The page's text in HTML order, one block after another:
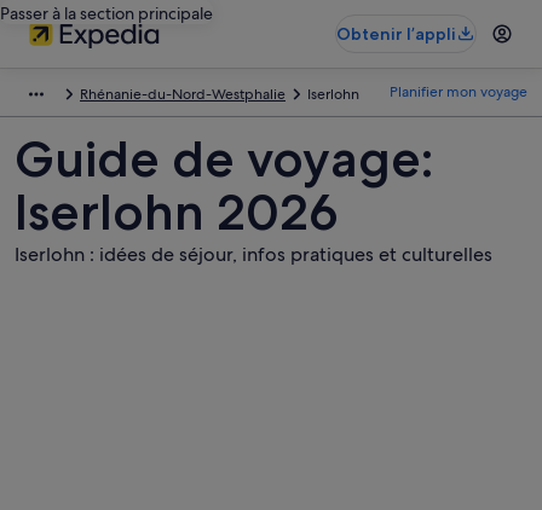
Passer à la section principale
Obtenir l’appli
Rhénanie-du-Nord-Westphalie Iserlohn Planifier mon voyage
Guide de voyage:
Iserlohn 2026
Iserlohn : idées de séjour, infos pratiques et culturelles